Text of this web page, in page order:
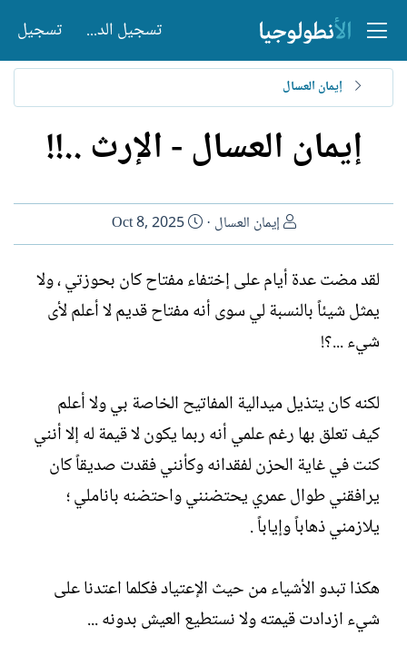
تسجيل الدخول تسجيل
إيمان العسال
إيمان العسال - الإرث ..!!
ا
ل
ك
ا
ت
إيمان العسال
ت
ا
ي
خ
ن
ش
ا
ء
Oct 8, 2025
لقد مضت عدة أيام على إختفاء مفتاح كان بحوزتي ، ولا
يمثل شيئاً بالنسبة لي سوى أنه مفتاح قديم لا أعلم لأى
شيء ...؟!
لكنه كان يتذيل ميدالية المفاتيح الخاصة بي ولا أعلم
كيف تعلق بها رغم علمي أنه ربما يكون لا قيمة له إلا أنني
كنت في غاية الحزن لفقدانه وكأنني فقدت صديقاً كان
يرافقني طوال عمري يحتضنني واحتضنه باناملي ؛
يلازمني ذهاباً وإياباً .
هكذا تبدو الأشياء من حيث الإعتياد فكلما اعتدنا على
شيء ازدادت قيمته ولا نستطيع العيش بدونه ...